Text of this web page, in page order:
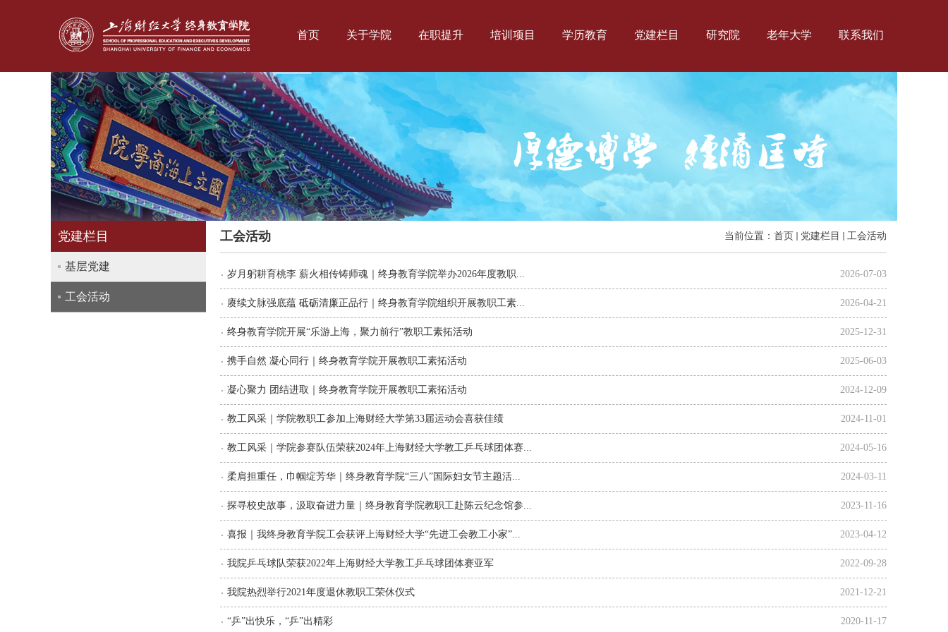
首页 关于学院 在职提升 培训项目 学历教育 党建栏目 研究院 老年大学 联系我们
党建栏目
基层党建
工会活动
工会活动 当前位置： 首页 党建栏目 工会活动
岁月躬耕育桃李 薪火相传铸师魂｜终身教育学院举办2026年度教职... 2026-07-03
赓续文脉强底蕴 砥砺清廉正品行｜终身教育学院组织开展教职工素... 2026-04-21
终身教育学院开展“乐游上海，聚力前行”教职工素拓活动 2025-12-31
携手自然 凝心同行｜终身教育学院开展教职工素拓活动 2025-06-03
凝心聚力 团结进取｜终身教育学院开展教职工素拓活动 2024-12-09
教工风采｜学院教职工参加上海财经大学第33届运动会喜获佳绩 2024-11-01
教工风采｜学院参赛队伍荣获2024年上海财经大学教工乒乓球团体赛... 2024-05-16
柔肩担重任，巾帼绽芳华｜终身教育学院“三八”国际妇女节主题活... 2024-03-11
探寻校史故事，汲取奋进力量｜终身教育学院教职工赴陈云纪念馆参... 2023-11-16
喜报｜我终身教育学院工会获评上海财经大学“先进工会教工小家”... 2023-04-12
我院乒乓球队荣获2022年上海财经大学教工乒乓球团体赛亚军 2022-09-28
我院热烈举行2021年度退休教职工荣休仪式 2021-12-21
“乒”出快乐，“乒”出精彩 2020-11-17